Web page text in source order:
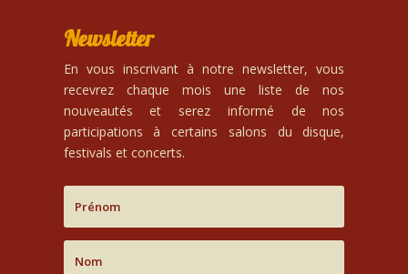
Newsletter
En vous inscrivant à notre newsletter, vous
recevrez chaque mois une liste de nos
nouveautés et serez informé de nos
participations à certains salons du disque,
festivals et concerts.